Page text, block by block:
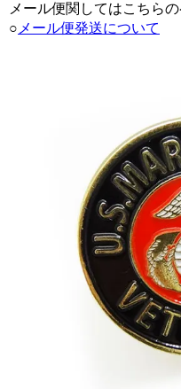
メール便関してはこちら
○ メール便発送について